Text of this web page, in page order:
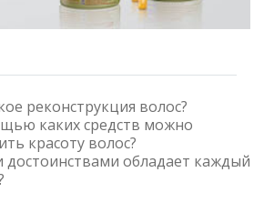
реконструкция волос?
каких средств можно
красоту волос?
достоинствами обладает каждый